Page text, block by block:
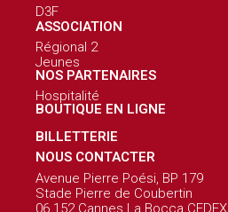
D3F
ASSOCIATION
Régional 2
Jeunes
NOS PARTENAIRES
Hospitalité
BOUTIQUE EN LIGNE
BILLETTERIE
NOUS CONTACTER
Avenue Pierre Poési, BP 179
Stade Pierre de Coubertin
06 152 Cannes La Bocca CEDEX